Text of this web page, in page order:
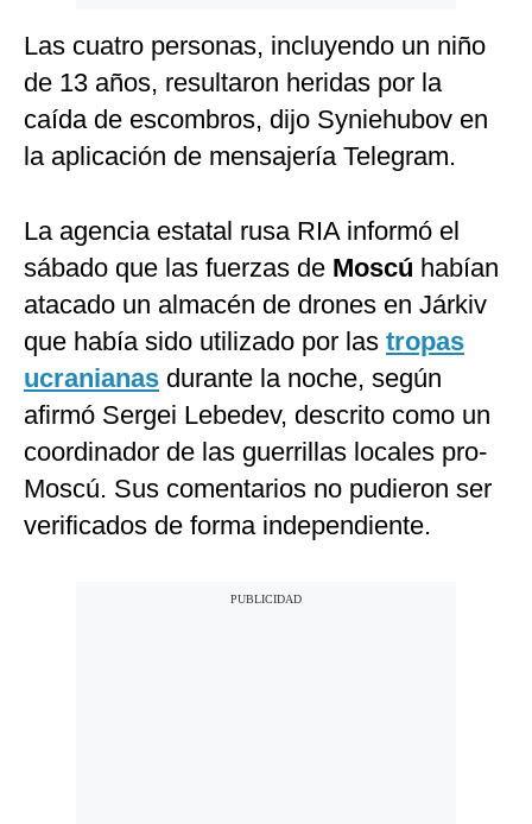
Las cuatro personas, incluyendo un niño
de 13 años, resultaron heridas por la
caída de escombros, dijo Syniehubov en
la aplicación de mensajería Telegram.
La agencia estatal rusa RIA informó el
sábado que las fuerzas de Moscú habían
atacado un almacén de drones en Járkiv
que había sido utilizado por las tropas
ucranianas durante la noche, según
afirmó Sergei Lebedev, descrito como un
coordinador de las guerrillas locales pro-
Moscú. Sus comentarios no pudieron ser
verificados de forma independiente.